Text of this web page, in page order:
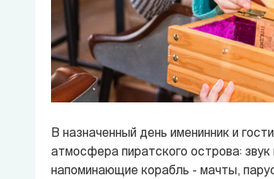
В назначенный день именинник и
атмосфера пиратского острова:
напоминающие корабль - мачты,